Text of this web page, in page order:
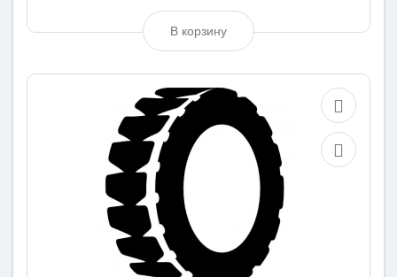
В корзину